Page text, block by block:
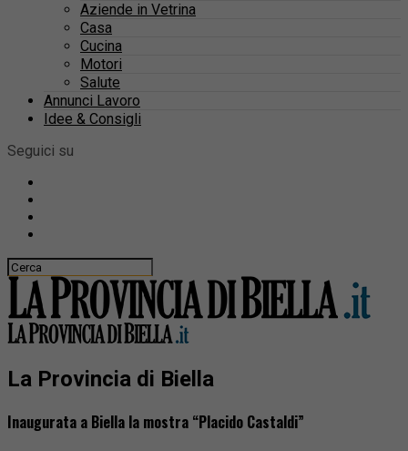
Aziende in Vetrina
Casa
Cucina
Motori
Salute
Annunci Lavoro
Idee & Consigli
Seguici su
La Provincia di Biella
Inaugurata a Biella la mostra “Placido Castaldi”